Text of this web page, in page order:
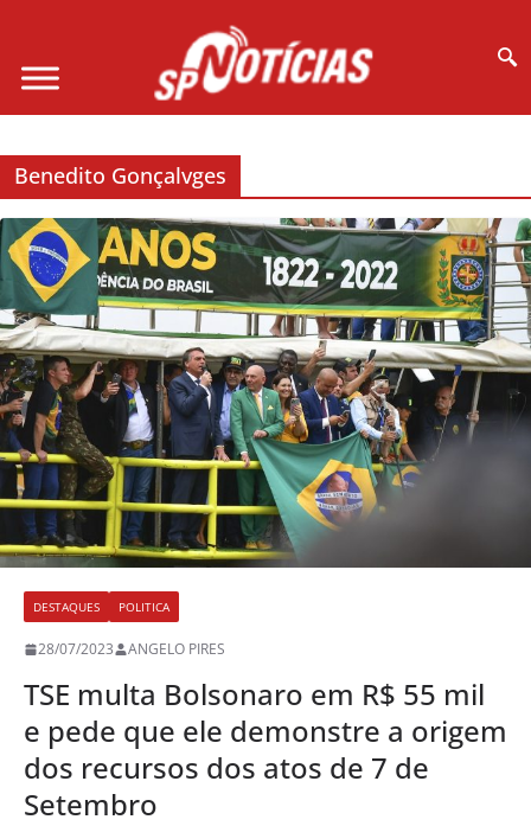
Benedito Gonçalvges
DESTAQUES POLITICA
28/07/2023 ANGELO PIRES
TSE multa Bolsonaro em R$ 55 mil
e pede que ele demonstre a origem
dos recursos dos atos de 7 de
Setembro